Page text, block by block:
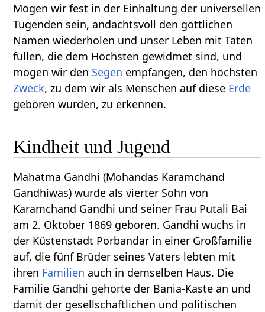
Mögen wir fest in der Einhaltung der universellen
Tugenden sein, andachtsvoll den göttlichen
Namen wiederholen und unser Leben mit Taten
füllen, die dem Höchsten gewidmet sind, und
mögen wir den Segen empfangen, den höchsten
Zweck, zu dem wir als Menschen auf diese Erde
geboren wurden, zu erkennen.
Kindheit und Jugend
Mahatma Gandhi (Mohandas Karamchand
Gandhiwas) wurde als vierter Sohn von
Karamchand Gandhi und seiner Frau Putali Bai
am 2. Oktober 1869 geboren. Gandhi wuchs in
der Küstenstadt Porbandar in einer Großfamilie
auf, die fünf Brüder seines Vaters lebten mit
ihren Familien auch in demselben Haus. Die
Familie Gandhi gehörte der Bania-Kaste an und
damit der gesellschaftlichen und politischen